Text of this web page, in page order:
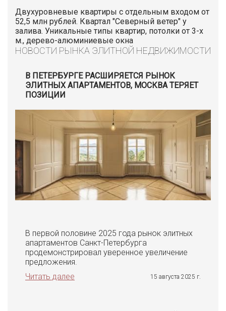
Двухуровневые квартиры с отдельным входом от
52,5 млн рублей. Квартал "Северный ветер" у
залива. Уникальные типы квартир, потолки от 3-х
м., дерево-алюминиевые окна
НОВОСТИ РЫНКА ЭЛИТНОЙ НЕДВИЖИМОСТИ
В ПЕТЕРБУРГЕ РАСШИРЯЕТСЯ РЫНОК
ЭЛИТНЫХ АПАРТАМЕНТОВ, МОСКВА ТЕРЯЕТ
ПОЗИЦИИ
В первой половине 2025 года рынок элитных
апартаментов Санкт-Петербурга
продемонстрировал уверенное увеличение
предложения.
Читать далее
15 августа 2025 г.